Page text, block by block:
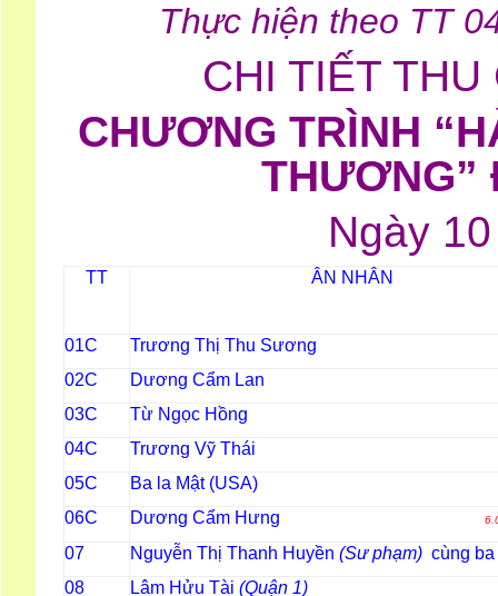
Thực hiện theo TT
CHI TIẾT
CHƯƠNG TRÌNH
THƯƠNG”
Ngày
TT ÂN NHÂN
01C Trương Thị Thu Sương
02C Dương Cẩm Lan
03C Từ Ngọc Hồng
04C Trương Vỹ Thái
05C Ba la Mật (USA)
06C Dương Cẩm Hưng
07 Nguyễn Thị Thanh Huyền (Sư phạm) cùng
08 Lâm Hửu Tài (Quận 1)